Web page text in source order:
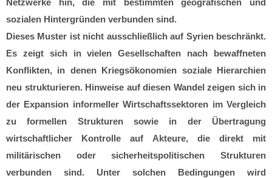
sozialen Hintergründen verbunden sind.
Dieses Muster ist nicht ausschließlich auf Syrien beschränkt.
Es zeigt sich in vielen Gesellschaften nach bewaffneten
Konflikten, in denen Kriegsökonomien soziale Hierarchien
neu strukturieren. Hinweise auf diesen Wandel zeigen sich in
der Expansion informeller Wirtschaftssektoren im Vergleich
zu formellen Strukturen sowie in der Übertragung
wirtschaftlicher Kontrolle auf Akteure, die direkt mit
militärischen oder sicherheitspolitischen Strukturen
verbunden sind. Unter solchen Bedingungen wird